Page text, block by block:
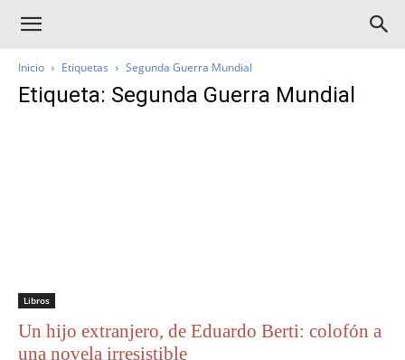
Inicio Etiquetas Segunda Guerra Mundial
Etiqueta: Segunda Guerra Mundial
Libros
Un hijo extranjero, de Eduardo Berti: colofón a
una novela irresistible